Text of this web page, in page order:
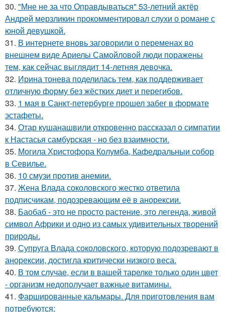
30. "Мне не за что Оправдываться" 53-летний актёр
Андрей мерзликин прокомментировал слухи о романе с
юной девушкой.
31. В интернете вновь заговорили о переменах во
внешнем виде Ариелы Самойловой люди поражены
тем, как сейчас выглядит 14-летняя девочка.
32. Ирина тонева поделилась тем, как поддерживает
отличную форму без жёстких диет и перегибов.
33. 1 мая в Санкт-петербурге прошел забег в формате
эстафеты.
34. Отар кушанашвили откровенно рассказал о симпатии
к Настасья самбурская - но без взаимности.
35. Могила Христофора Колумба, Кафедральныи собор
в Севилье.
36. 10 смузи против анемии.
37. Жена Влада соколовского жестко ответила
подписчикам, подозревающим её в анорексии.
38. Баобаб - это не просто растение, это легенда, живой
символ Африки и одно из самых удивительных творений
природы.
39. Супруга Влада соколовского, которую подозревают в
анорексии, достигла критически низкого веса.
40. В том случае, если в вашей тарелке только один цвет
- организм недополучает важные витамины.
41. Фаршированные кальмары. Для приготовления вам
потребуются: